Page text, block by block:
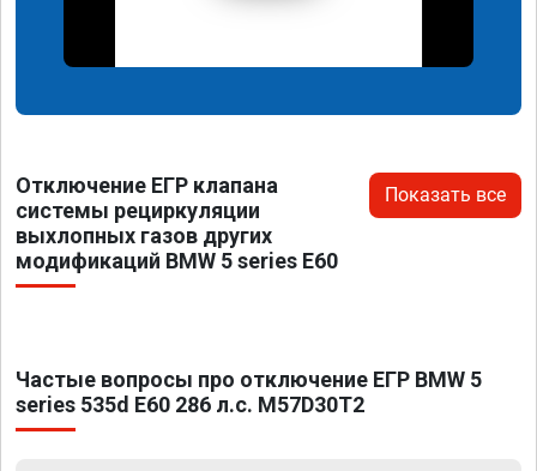
Отключение ЕГР клапана
системы рециркуляции
выхлопных газов других
модификаций BMW 5 series E60
Показать все
Частые вопросы про отключение ЕГР BMW 5
series 535d E60 286 л.с. M57D30T2